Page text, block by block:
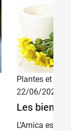
Plantes et
22/06/2026
Les
L’Arnica est